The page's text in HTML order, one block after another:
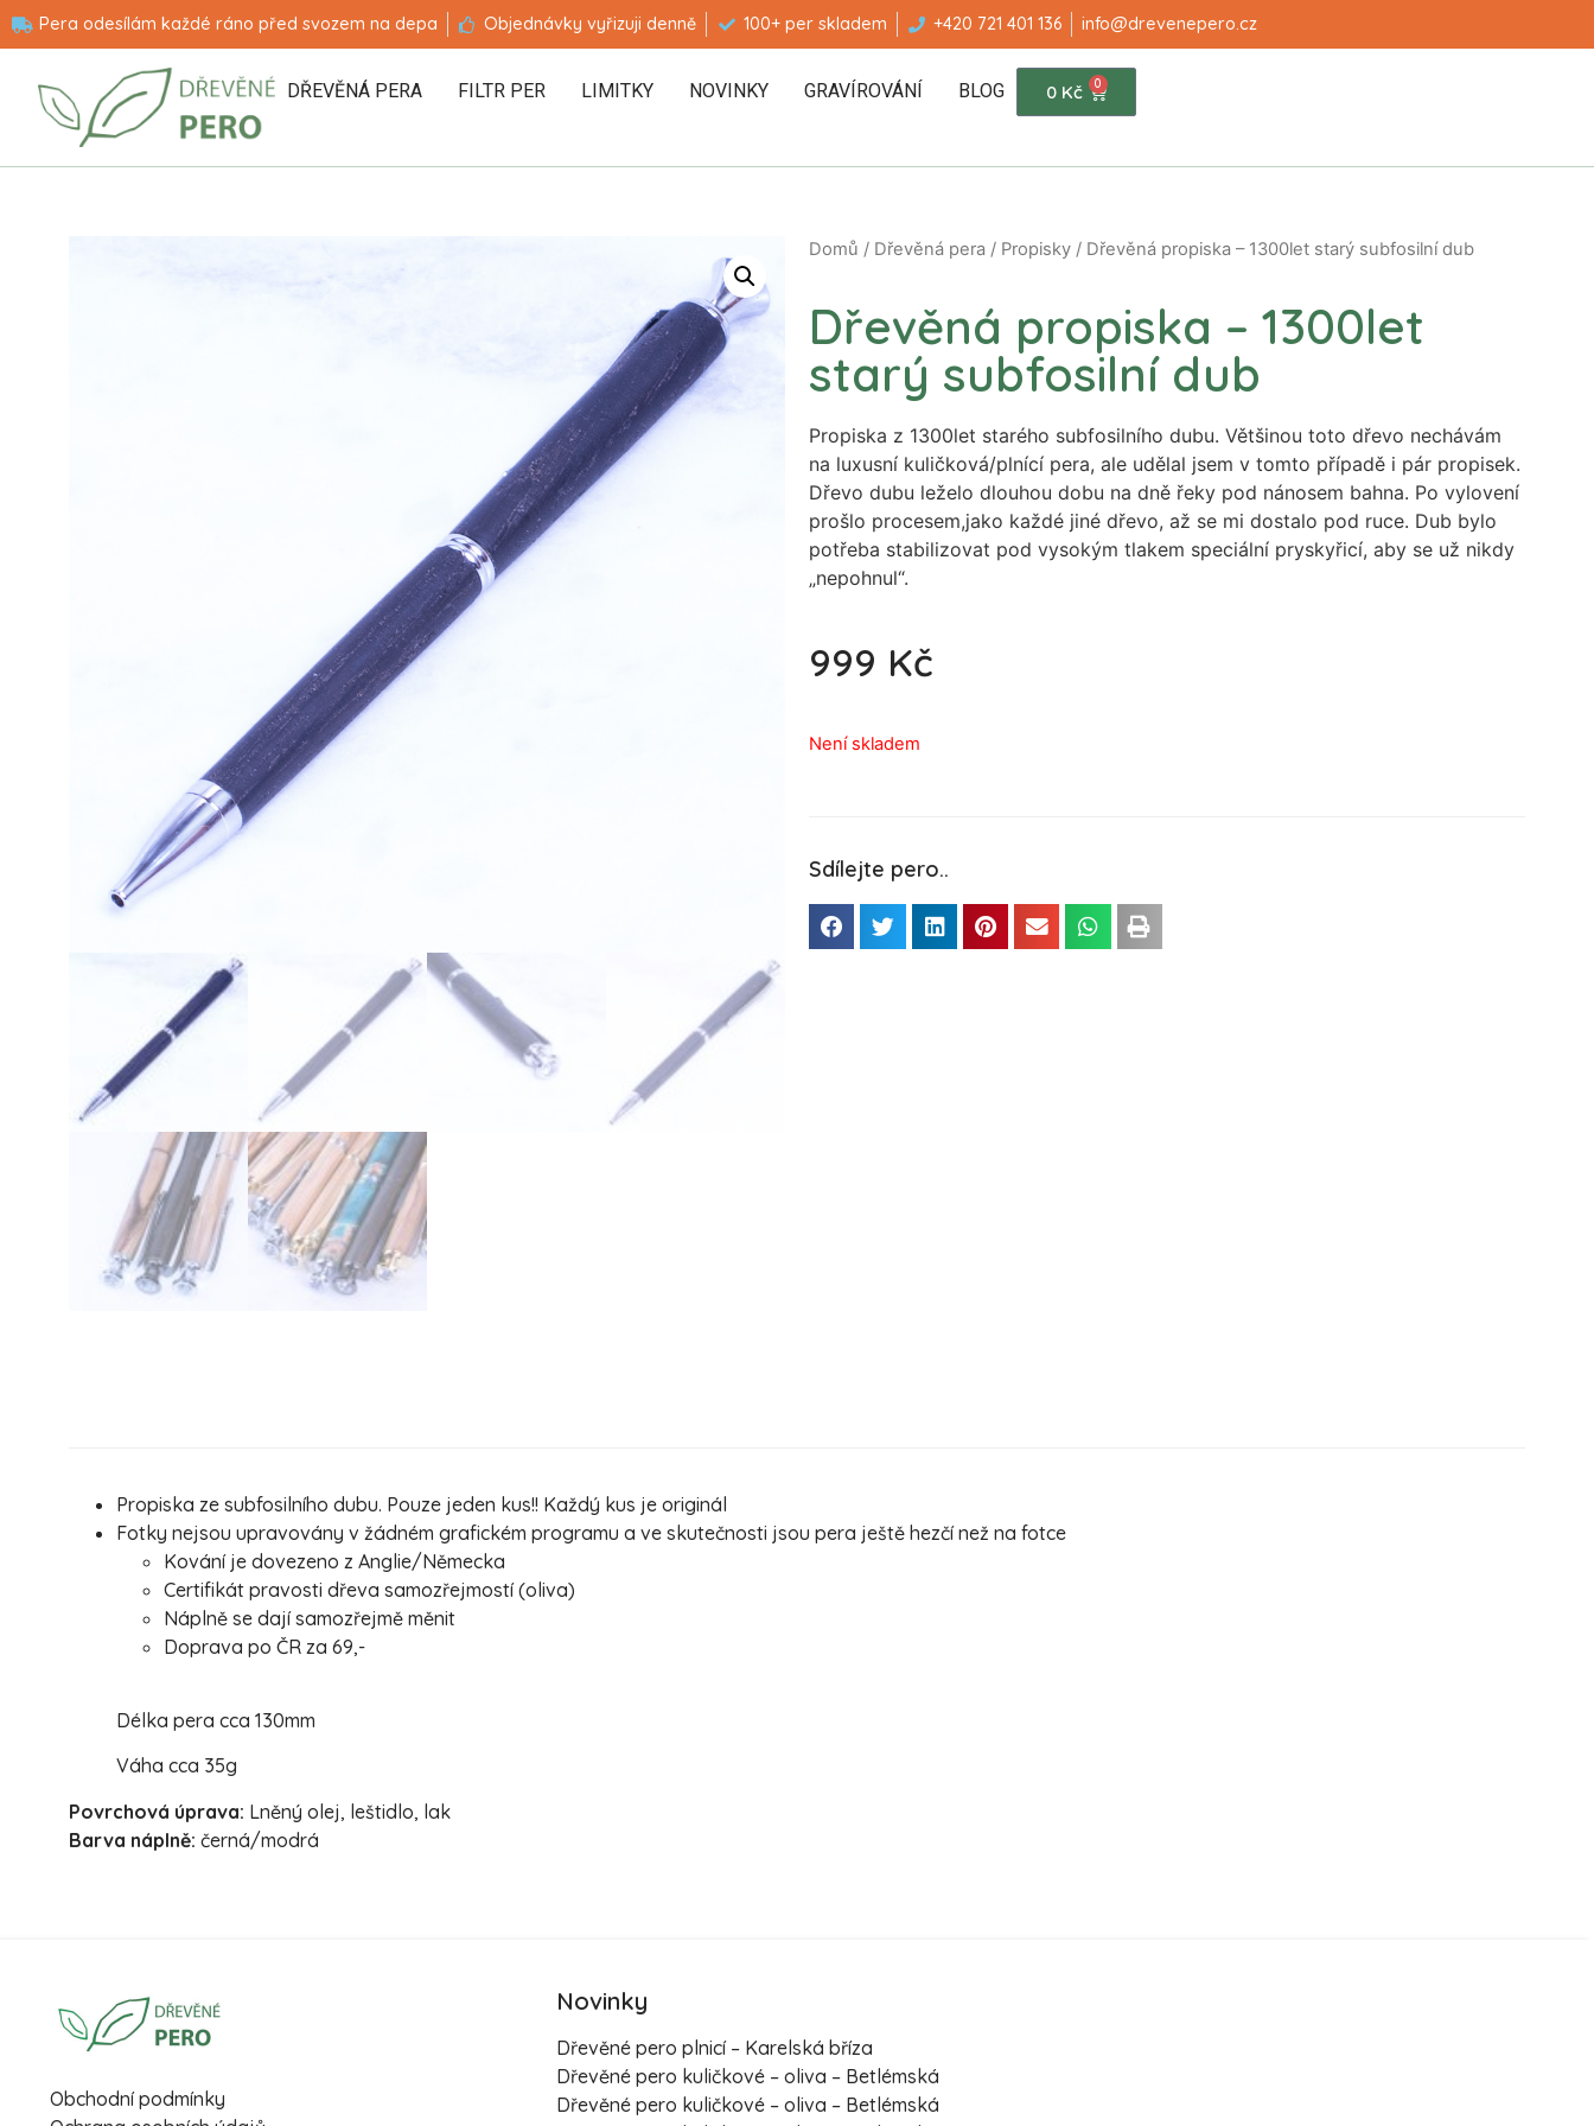
Pera odesílám každé ráno před svozem na depa Objednávky vyřizuji denně 100+ per skladem +420 721 401 136 info@drevenepero.cz
DŘEVĚNÁ PERA FILTR PER LIMITKY NOVINKY GRAVÍROVÁNÍ BLOG 0 Kč 0
Domů / Dřevěná pera / Propisky / Dřevěná propiska – 1300let starý subfosilní dub
Dřevěná propiska – 1300let
starý subfosilní dub
Propiska z 1300let starého subfosilního dubu. Většinou toto dřevo nechávám
na luxusní kuličková/plnící pera, ale udělal jsem v tomto případě i pár propisek.
Dřevo dubu leželo dlouhou dobu na dně řeky pod nánosem bahna. Po vylovení
prošlo procesem,jako každé jiné dřevo, až se mi dostalo pod ruce. Dub bylo
potřeba stabilizovat pod vysokým tlakem speciální pryskyřicí, aby se už nikdy
„nepohnul“.
999 Kč
Není skladem
Sdílejte pero..
Propiska ze subfosilního dubu. Pouze jeden kus!! Každý kus je originál
Fotky nejsou upravovány v žádném grafickém programu a ve skutečnosti jsou pera ještě hezčí než na fotce
Kování je dovezeno z Anglie/Německa
Certifikát pravosti dřeva samozřejmostí (oliva)
Náplně se dají samozřejmě měnit
Doprava po ČR za 69,-
Délka pera cca 130mm
Váha cca 35g
Povrchová úprava: Lněný olej, leštidlo, lak
Barva náplně: černá/modrá
Obchodní podmínky
Novinky
Dřevěné pero plnicí – Karelská bříza
Dřevěné pero kuličkové – oliva – Betlémská
Dřevěné pero kuličkové – oliva – Betlémská